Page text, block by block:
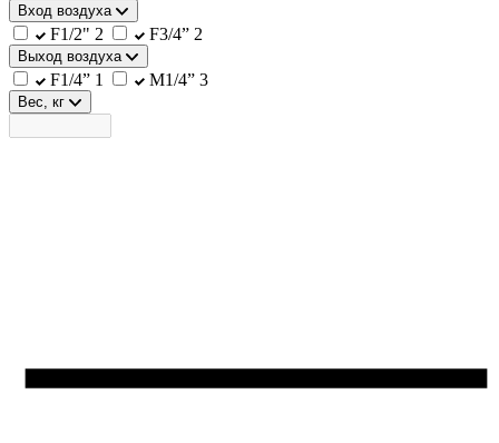
Вход воздуха
F1/2" 2 F3/4” 2
Выход воздуха
F1/4” 1 M1/4” 3
Вес, кг